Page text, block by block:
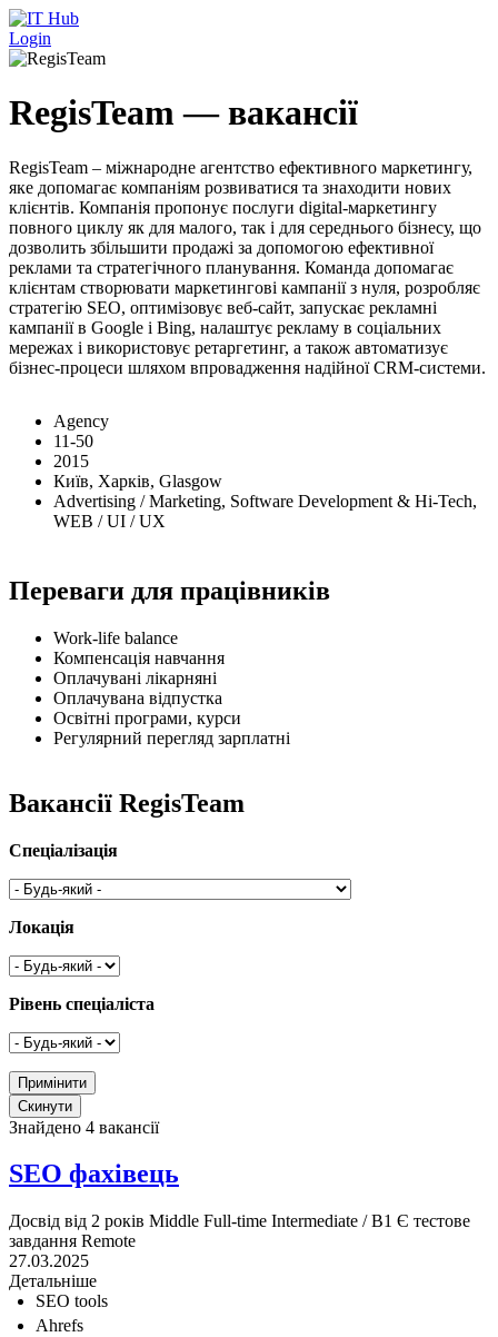
Перейти до основного вмісту
Login
RegisTeam — вакансії
RegisTeam – міжнародне агентство ефективного маркетингу,
яке допомагає компаніям розвиватися та знаходити нових
клієнтів. Компанія пропонує послуги digital-маркетингу
повного циклу як для малого, так і для середнього бізнесу, що
дозволить збільшити продажі за допомогою ефективної
реклами та стратегічного планування. Команда допомагає
клієнтам створювати маркетингові кампанії з нуля, розробляє
стратегію SEO, оптимізовує веб-сайт, запускає рекламні
кампанії в Google і Bing, налаштує рекламу в соціальних
мережах і використовує ретаргетинг, а також автоматизує
бізнес-процеси шляхом впровадження надійної CRM-системи.
Agency
11-50
2015
Київ, Харків, Glasgow
Advertising / Marketing, Software Development & Hi-Tech,
WEB / UI / UX
Переваги для працівників
Work-life balance
Компенсація навчання
Оплачувані лікарняні
Оплачувана відпустка
Освітні програми, курси
Регулярний перегляд зарплатні
Вакансії RegisTeam
Спеціалізація
Локація
Рівень спеціаліста
Знайдено 4 вакансії
SEO фахівець
Досвід від 2 років Middle Full-time Intermediate / B1 Є тестове
завдання Remote
27.03.2025
Детальніше
SEO tools
Ahrefs